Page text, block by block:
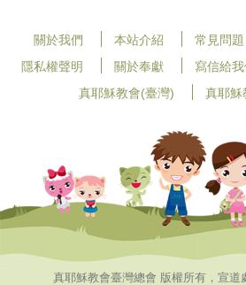
關於我們 本站介紹 常見問題
隱私權聲明
關於奉獻 寫信給我
真耶穌教會(臺灣)
真耶穌
真耶穌教會臺灣總會 版權所有，宣道